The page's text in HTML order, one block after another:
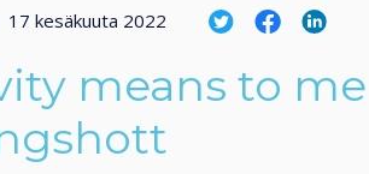
17 kesäkuuta 2022
means to me